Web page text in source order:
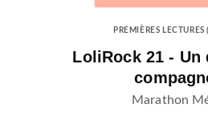
PREMIÈRES
LoliRock 21 - Un
Marathon